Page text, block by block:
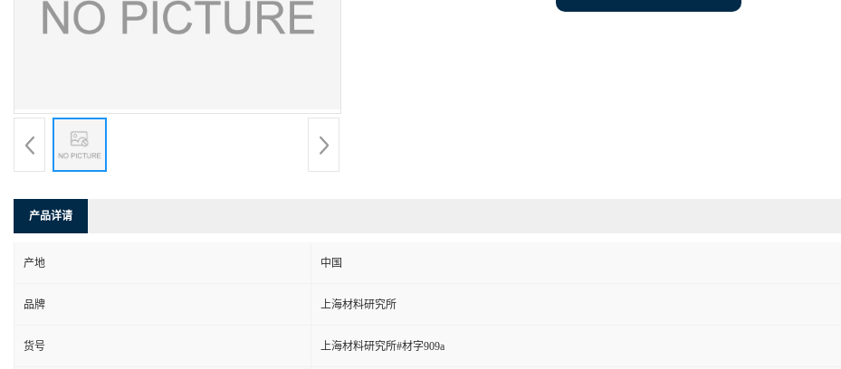
产品详请
产地 中国
品牌 上海材料研究所
货号 上海材料研究所#材字909a